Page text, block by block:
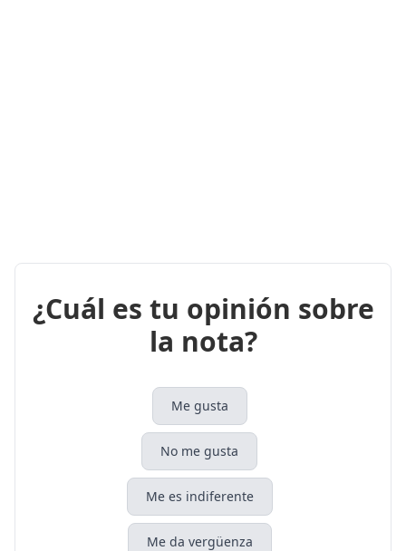
¿Cuál es tu opinión sobre
la nota?
Me gusta
No me gusta
Me es indiferente
Me da vergüenza